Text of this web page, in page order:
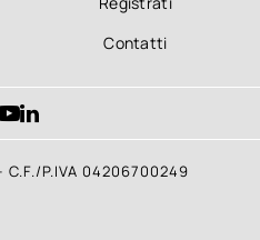
Contatti
C.F./P.IVA 04206700249